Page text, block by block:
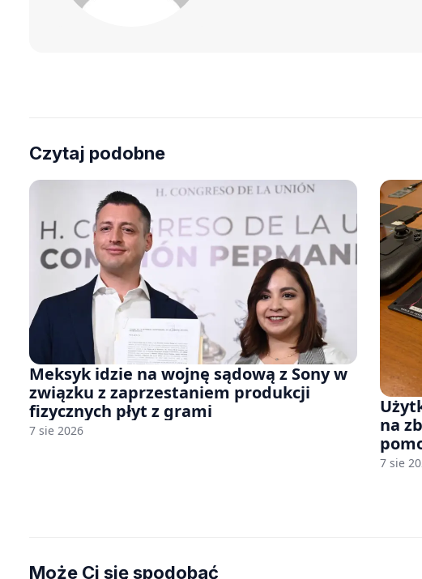
Czytaj podobne
Meksyk idzie na wojnę sądową z Sony w
związku z zaprzestaniem produkcji
fizycznych płyt z grami
7 sie 2026
na
7 sie
Może Ci się spodobać